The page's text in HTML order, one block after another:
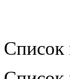
Список